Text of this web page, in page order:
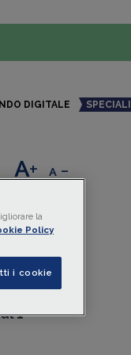
DIGITALE SPECIALI
1°
+ -
la
Policy
i cookie